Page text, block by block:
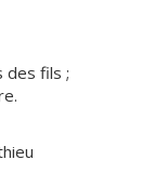
des fils ;